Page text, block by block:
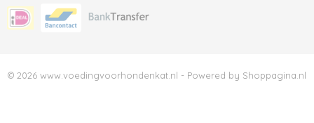
© 2026 www.voedingvoorhondenkat.nl - Powered by Shoppagina.nl